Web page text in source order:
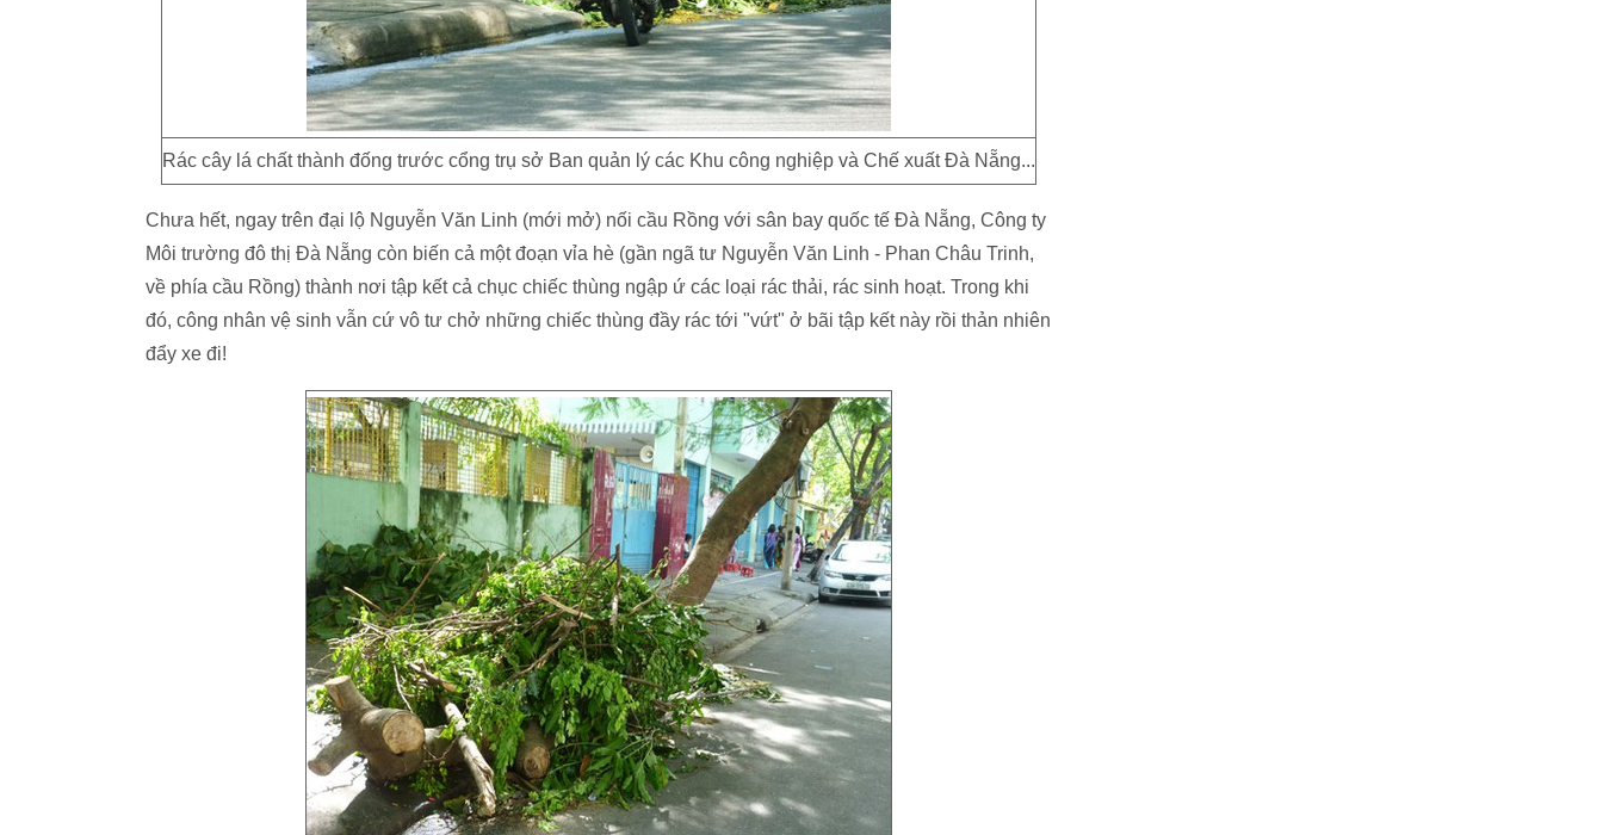
Rác cây lá chất thành đống trước cổng trụ sở Ban quản lý các Khu công nghiệp và Chế xuất Đà Nẵng...
Chưa hết, ngay trên đại lộ Nguyễn Văn Linh (mới mở) nối cầu Rồng với sân bay quốc tế Đà Nẵng, Công ty
Môi trường đô thị Đà Nẵng còn biến cả một đoạn vỉa hè (gần ngã tư Nguyễn Văn Linh - Phan Châu Trinh,
về phía cầu Rồng) thành nơi tập kết cả chục chiếc thùng ngập ứ các loại rác thải, rác sinh hoạt. Trong khi
đó, công nhân vệ sinh vẫn cứ vô tư chở những chiếc thùng đầy rác tới "vứt" ở bãi tập kết này rồi thản nhiên
đẩy xe đi!